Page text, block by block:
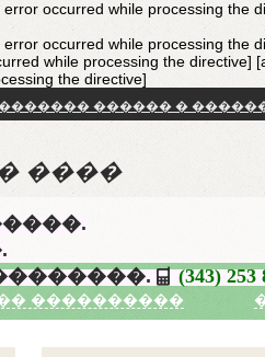
occurred while processing the
occurred while processing the
while processing the directive]
the directive]
������ �
����
(343) 253
����������